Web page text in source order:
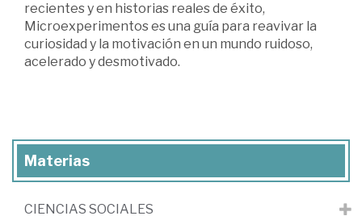
recientes y en historias reales de éxito,
Microexperimentos es una guía para reavivar la
curiosidad y la motivación en un mundo ruidoso,
acelerado y desmotivado.
Materias
CIENCIAS SOCIALES